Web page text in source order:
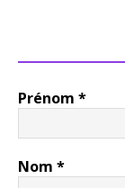
Prénom *
Nom *